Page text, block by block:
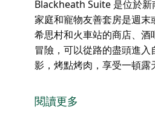
Blackheath Suite 是位於新
家庭和寵物友善套房是週
希思村和火車站的商店、
冒險，可以從路的盡頭進
影，烤點烤肉，享受一頓露
這間位於布萊克希思的家庭
閱讀更多